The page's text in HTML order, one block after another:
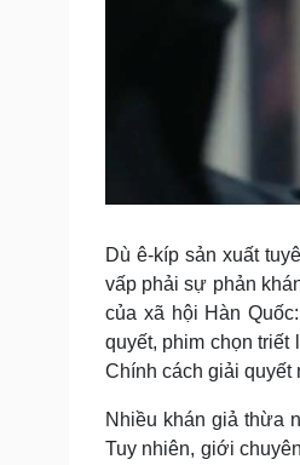
Dù ê-kíp sản xuất
vấp phải sự phản
của xã hội Hàn
quyết, phim chọn triết
Chính cách giải quyết
Nhiều khán giả thừa
Tuy nhiên, giới